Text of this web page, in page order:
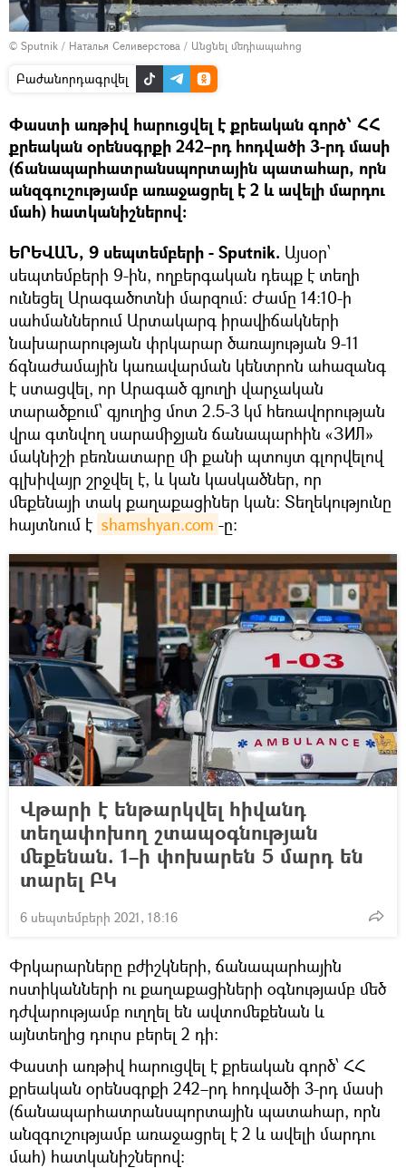
© Sputnik / Наталья Селиверстова / Անցնել մեդիապահոց
Բաժանորդագրվել
Փաստի առթիվ հարուցվել է քրեական գործ՝ ՀՀ
քրեական օրենսգրքի 242–րդ հոդվածի 3-րդ մասի
(ճանապարհատրանսպորտային պատահար, որն
անզգուշությամբ առաջացրել է 2 և ավելի մարդու
մահ) հատկանիշներով։
ԵՐԵՎԱՆ, 9 սեպտեմբերի - Sputnik. Այսօր՝
սեպտեմբերի 9-ին, ողբերգական դեպք է տեղի
ունեցել Արագածոտնի մարզում։ Ժամը 14։10-ի
սահմաններում Արտակարգ իրավիճակների
նախարարության փրկարար ծառայության 9-11
ճգնաժամային կառավարման կենտրոն ահազանգ
է ստացվել, որ Արագած գյուղի վարչական
տարածքում՝ գյուղից մոտ 2.5-3 կմ հեռավորության
վրա գտնվող սարամիջյան ճանապարհին «ЗИЛ»
մակնիշի բեռնատարը մի քանի պտույտ գլորվելով
գլխիվայր շրջվել է, և կան կասկածներ, որ
մեքենայի տակ քաղաքացիներ կան։ Տեղեկությունը
հայտնում է shamshyan.com -ը։
Վթարի է ենթարկվել հիվանդ
տեղափոխող շտապօգնության
մեքենան. 1–ի փոխարեն 5 մարդ են
տարել ԲԿ
6 սեպտեմբերի 2021, 18:16
Փրկարարները բժիշկների, ճանապարհային
ոստիկանների ու քաղաքացիների օգնությամբ մեծ
դժվարությամբ ուղղել են ավտոմեքենան և
այնտեղից դուրս բերել 2 դի։
Փաստի առթիվ հարուցվել է քրեական գործ՝ ՀՀ
քրեական օրենսգրքի 242–րդ հոդվածի 3-րդ մասի
(ճանապարհատրանսպորտային պատահար, որն
անզգուշությամբ առաջացրել է 2 և ավելի մարդու
մահ) հատկանիշներով։